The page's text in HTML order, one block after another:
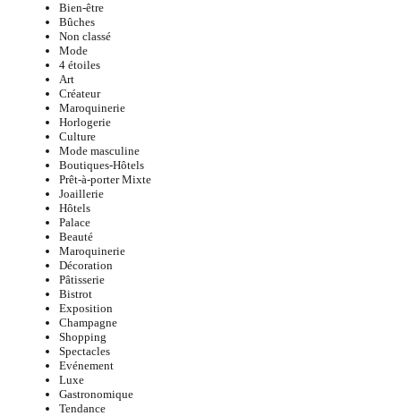
Bien-être
Bûches
Non classé
Mode
4 étoiles
Art
Créateur
Maroquinerie
Horlogerie
Culture
Mode masculine
Boutiques-Hôtels
Prêt-à-porter Mixte
Joaillerie
Hôtels
Palace
Beauté
Maroquinerie
Décoration
Pâtisserie
Bistrot
Exposition
Champagne
Shopping
Spectacles
Evénement
Luxe
Gastronomique
Tendance